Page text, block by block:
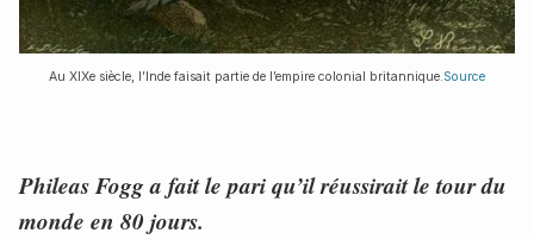
Au XIXe siècle, l’Inde faisait partie de l’empire colonial britannique.Source
Phileas Fogg a fait le pari qu’il réussirait le tour du
monde en 80 jours.